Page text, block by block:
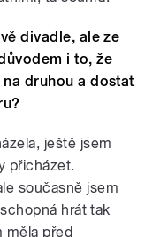
divadle, ale ze
i to, že
druhou a dostat
ještě jsem
přicházet.
současně jsem
hrát tak
měla před